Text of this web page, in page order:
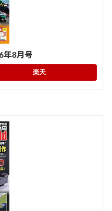
年8月号
楽天